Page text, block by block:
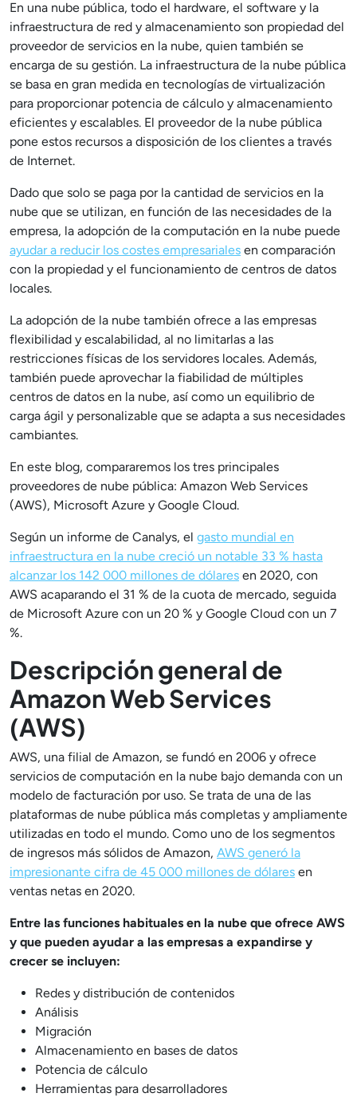
En una nube pública, todo el hardware, el software y la
infraestructura de red y almacenamiento son propiedad del
proveedor de servicios en la nube, quien también se
encarga de su gestión. La infraestructura de la nube pública
se basa en gran medida en tecnologías de virtualización
para proporcionar potencia de cálculo y almacenamiento
eficientes y escalables. El proveedor de la nube pública
pone estos recursos a disposición de los clientes a través
de Internet.
Dado que solo se paga por la cantidad de servicios en la
nube que se utilizan, en función de las necesidades de la
empresa, la adopción de la computación en la nube puede
ayudar a reducir los costes empresariales en comparación
con la propiedad y el funcionamiento de centros de datos
locales.
La adopción de la nube también ofrece a las empresas
flexibilidad y escalabilidad, al no limitarlas a las
restricciones físicas de los servidores locales. Además,
también puede aprovechar la fiabilidad de múltiples
centros de datos en la nube, así como un equilibrio de
carga ágil y personalizable que se adapta a sus necesidades
cambiantes.
En este blog, compararemos los tres principales
proveedores de nube pública: Amazon Web Services
(AWS), Microsoft Azure y Google Cloud.
Según un informe de Canalys, el gasto mundial en
infraestructura en la nube creció un notable 33 % hasta
alcanzar los 142 000 millones de dólares en 2020, con
AWS acaparando el 31 % de la cuota de mercado, seguida
de Microsoft Azure con un 20 % y Google Cloud con un 7
%.
Descripción general de
Amazon Web Services
(AWS)
AWS, una filial de Amazon, se fundó en 2006 y ofrece
servicios de computación en la nube bajo demanda con un
modelo de facturación por uso. Se trata de una de las
plataformas de nube pública más completas y ampliamente
utilizadas en todo el mundo. Como uno de los segmentos
de ingresos más sólidos de Amazon, AWS generó la
impresionante cifra de 45 000 millones de dólares en
ventas netas en 2020.
Entre las funciones habituales en la nube que ofrece AWS
y que pueden ayudar a las empresas a expandirse y
crecer se incluyen:
Redes y distribución de contenidos
Análisis
Migración
Almacenamiento en bases de datos
Potencia de cálculo
Herramientas para desarrolladores